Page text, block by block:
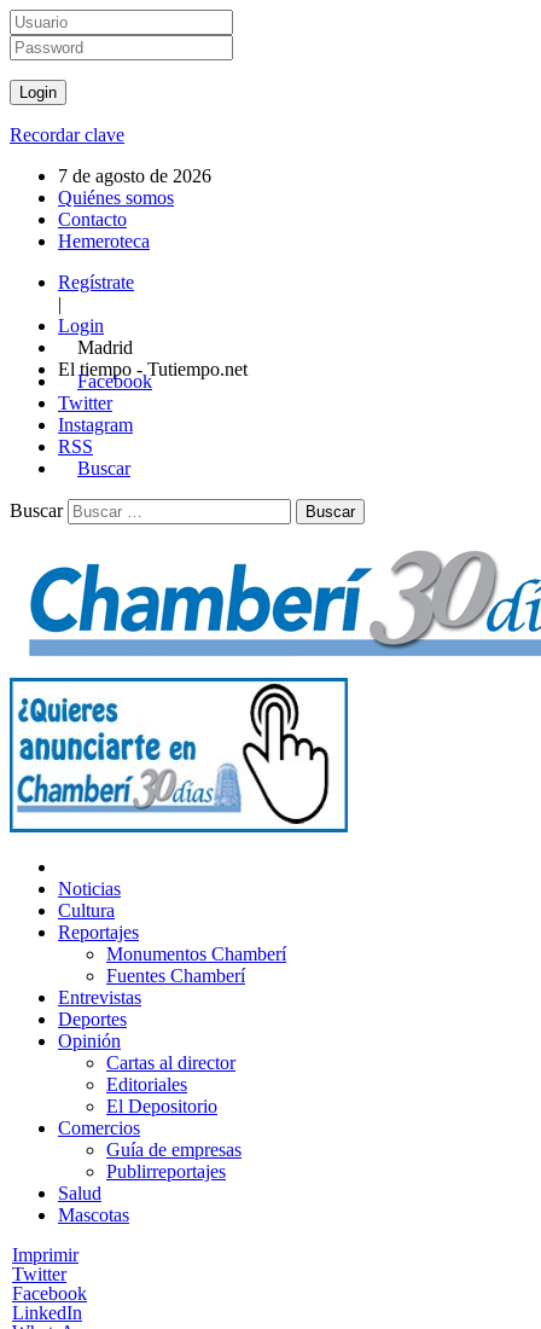
Recordar clave
7 de agosto de 2026
Quiénes somos
Contacto
Hemeroteca
Regístrate
|
Login
Madrid
El tiempo - Tutiempo.net
Facebook
Twitter
Instagram
RSS
Buscar
Buscar
Noticias
Cultura
Reportajes
Monumentos Chamberí
Fuentes Chamberí
Entrevistas
Deportes
Opinión
Cartas al director
Editoriales
El Depositorio
Comercios
Guía de empresas
Publirreportajes
Salud
Mascotas
Imprimir
Twitter
Facebook
LinkedIn